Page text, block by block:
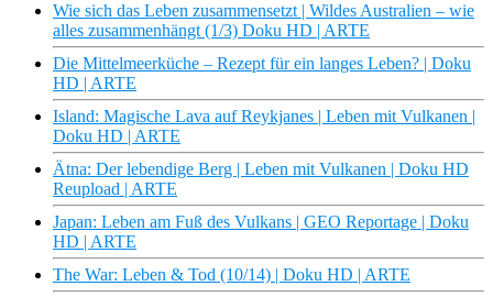
Wie sich das Leben zusammensetzt | Wildes Australien – wie
alles zusammenhängt (1/3) Doku HD | ARTE
Die Mittelmeerküche – Rezept für ein langes Leben? | Doku
HD | ARTE
Island: Magische Lava auf Reykjanes | Leben mit Vulkanen |
Doku HD | ARTE
Ätna: Der lebendige Berg | Leben mit Vulkanen | Doku HD
Reupload | ARTE
Japan: Leben am Fuß des Vulkans | GEO Reportage | Doku
HD | ARTE
The War: Leben & Tod (10/14) | Doku HD | ARTE